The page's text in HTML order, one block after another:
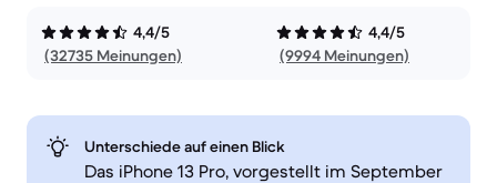
4,4/5
(32735 Meinungen)
4,4/5
(9994 Meinungen)
Unterschiede auf einen Blick
Das iPhone 13 Pro, vorgestellt im September